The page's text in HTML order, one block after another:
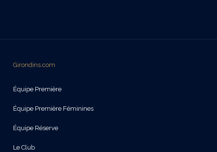
Girondins.com
Équipe Première
Équipe Première Féminines
Équipe Réserve
Le Club